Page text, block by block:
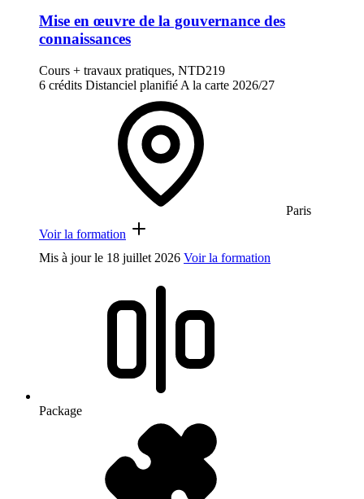
Mise en œuvre de la gouvernance des
connaissances
Cours + travaux pratiques, NTD219
6 crédits Distanciel planifié A la carte 2026/27
Paris
Voir la formation
Mis à jour le 18 juillet 2026 Voir la formation
Package